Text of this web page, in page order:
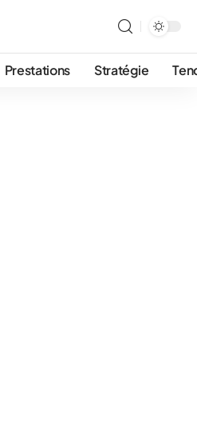
Prestations Stratégie